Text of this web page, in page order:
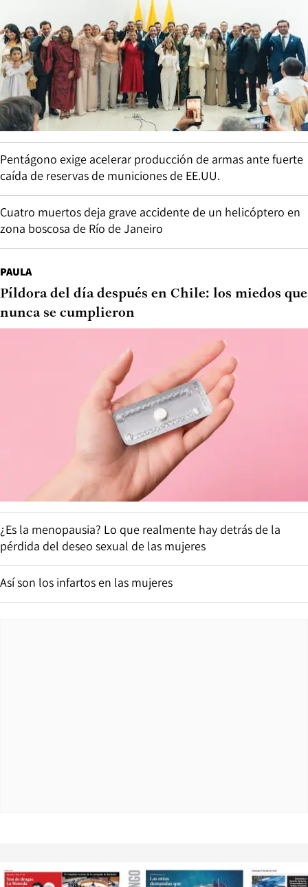
Pentágono exige acelerar producción de armas ante fuerte
caída de reservas de municiones de EE.UU.
Cuatro muertos deja grave accidente de un helicóptero en
zona boscosa de Río de Janeiro
PAULA
Píldora del día después en Chile: los miedos que
nunca se cumplieron
¿Es la menopausia? Lo que realmente hay detrás de la
pérdida del deseo sexual de las mujeres
Así son los infartos en las mujeres
Opens in new window Opens in